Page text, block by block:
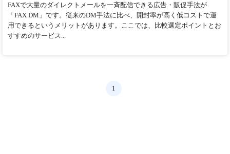
FAXで大量のダイレクトメールを一斉配信できる広告・販促手法が
「FAX DM」です。従来のDM手法に比べ、開封率が高く低コストで運
用できるというメリットがあります。ここでは、比較選定ポイントとお
すすめのサービス...
1